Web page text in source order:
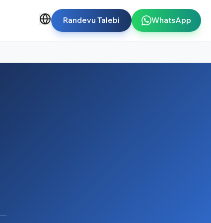
Randevu Talebi WhatsApp